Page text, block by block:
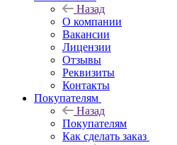
Назад
О компании
Вакансии
Лицензии
Отзывы
Реквизиты
Контакты
Покупателям
Назад
Покупателям
Как сделать заказ